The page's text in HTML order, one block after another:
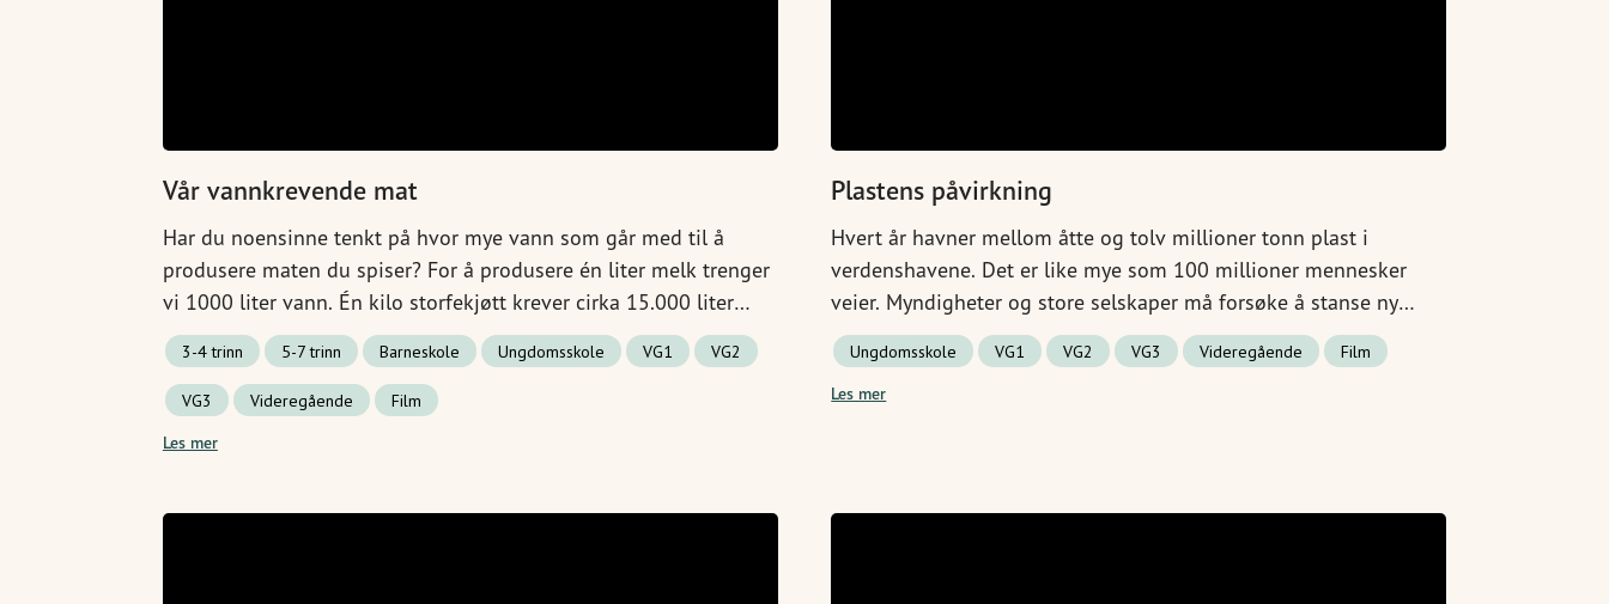
Vår vannkrevende mat
Har du noensinne tenkt på hvor mye vann som går med til å
produsere maten du spiser? For å produsere én liter melk trenger
vi 1000 liter vann. Én kilo storfekjøtt krever cirka 15.000 liter
vann. Dette er en av grunnene til at det er så viktig å spise opp
maten vi kjøper. Da trenger vi ikke produsere like mye mat, og
færre ressurser blir kastet rett ut av vinduet. Eller i matavfallet.
3-4 trinn 5-7 trinn Barneskole Ungdomsskole VG1 VG2
VG3 Videregående
Film
Les mer
Plastens påvirkning
Hvert år havner mellom åtte og tolv millioner tonn plast i
verdenshavene. Det er like mye som 100 millioner mennesker
veier. Myndigheter og store selskaper må forsøke å stanse ny
plast fra å havne i havet, men det finnes også måter du og jeg
kan bidra på.
Ungdomsskole VG1 VG2 VG3 Videregående
Film
Les mer